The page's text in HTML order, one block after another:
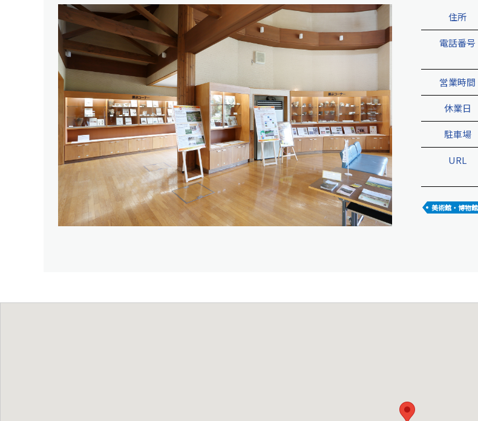
住所
電話番号
営業時間
休業日
駐車場
URL
美術館・博物館